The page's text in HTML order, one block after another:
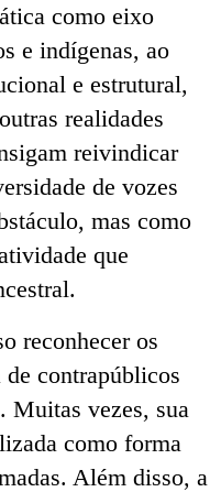
como eixo
e indígenas, ao
e estrutural,
realidades
reivindicar
de vozes
mas como
que
reconhecer os
contrapúblicos
Muitas vezes, sua
como forma
Além disso, a